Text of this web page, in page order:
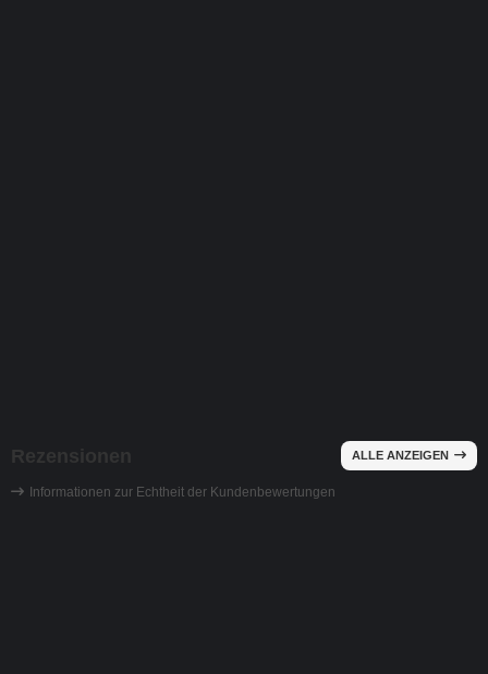
Rezensionen ALLE ANZEIGEN
Informationen zur Echtheit der Kundenbewertungen